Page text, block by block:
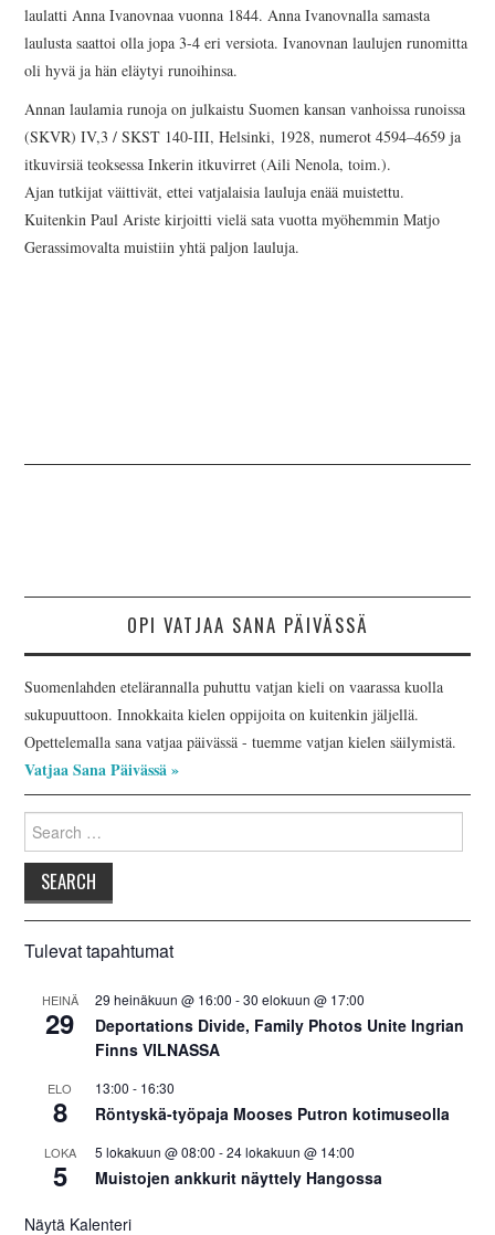
laulatti Anna Ivanovnaa vuonna 1844. Anna Ivanovnalla samasta
laulusta saattoi olla jopa 3-4 eri versiota. Ivanovnan laulujen runomitta
oli hyvä ja hän eläytyi runoihinsa.
Annan laulamia runoja on julkaistu Suomen kansan vanhoissa runoissa
(SKVR) IV,3 / SKST 140-III, Helsinki, 1928, numerot 4594–4659 ja
itkuvirsiä teoksessa Inkerin itkuvirret (Aili Nenola, toim.).
Ajan tutkijat väittivät, ettei vatjalaisia lauluja enää muistettu.
Kuitenkin Paul Ariste kirjoitti vielä sata vuotta myöhemmin Matjo
Gerassimovalta muistiin yhtä paljon lauluja.
Opettelemalla sana vatjaa päivässä - tuemme vatjan kielen säilymistä.
Vatjaa Sana Päivässä »
Search
Tulevat tapahtumat
HEINÄ
29
29 heinäkuun @ 16:00-30 elokuun @ 17:00
Finns VILNASSA
ELO
8
13:00-16:30
LOKA
5
5 lokakuun @ 08:00-24 lokakuun @ 14:00
Muistojen ankkurit näyttely Hangossa
Näytä Kalenteri